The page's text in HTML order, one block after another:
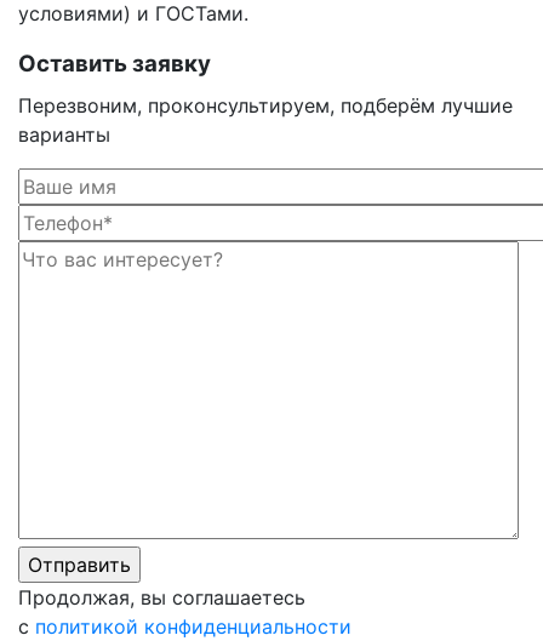
условиями) и ГОСТами.
Оставить заявку
Перезвоним, проконсультируем, подберём лучшие
варианты
Продолжая, вы соглашаетесь
с политикой конфиденциальности